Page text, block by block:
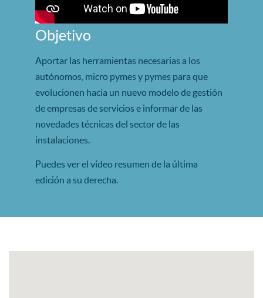
Objetivo
Aportar las herramientas necesarias a los
autónomos, micro pymes y pymes para que
evolucionen hacia un nuevo modelo de gestión
de empresas de servicios e informar de las
novedades técnicas del sector de las
instalaciones.
Puedes ver el vídeo resumen de la última
edición a su derecha.